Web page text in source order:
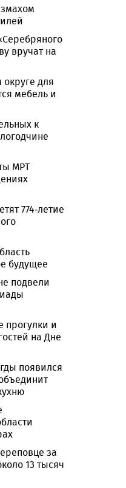
вручат на
для
мебель и
к
МРТ
774-летие
будущее
подвели
прогулки и
на Дне
появился
за
13 тысяч